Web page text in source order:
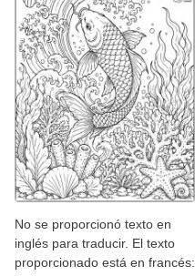
No se proporcionó texto en
inglés para traducir. El texto
proporcionado está en francés: